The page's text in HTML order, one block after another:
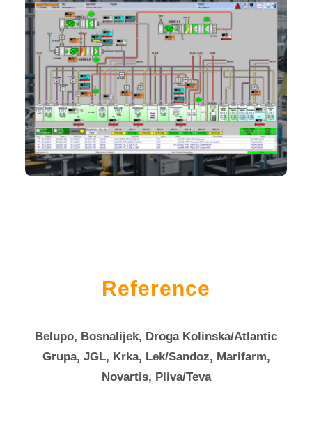
Reference
Belupo, Bosnalijek, Droga Kolinska/Atlantic
Grupa, JGL, Krka, Lek/Sandoz, Marifarm,
Novartis, Pliva/Teva